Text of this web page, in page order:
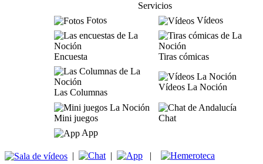
Servicios
Fotos
Vídeos
Encuesta Tiras cómicas
Las Columnas
Vídeos La Noción
Mini juegos
Chat
App
| | |